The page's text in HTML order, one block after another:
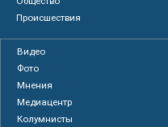
Происшествия
Видео
Фото
Мнения
Медиацентр
Колумнисты